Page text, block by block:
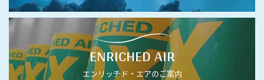
ENRICHED AIR
エンリッチド・エアのご案内